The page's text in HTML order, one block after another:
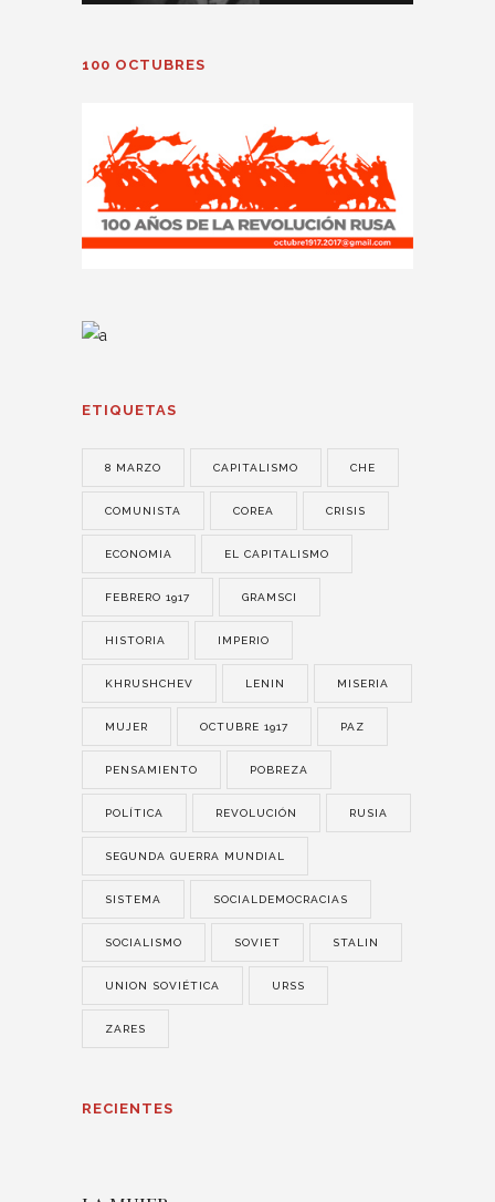
100 OCTUBRES
ETIQUETAS
8 MARZO CAPITALISMO CHE
COMUNISTA COREA CRISIS
ECONOMIA EL CAPITALISMO
FEBRERO 1917 GRAMSCI
HISTORIA IMPERIO
KHRUSHCHEV LENIN MISERIA
MUJER OCTUBRE 1917 PAZ
PENSAMIENTO POBREZA
POLÍTICA REVOLUCIÓN RUSIA
SEGUNDA GUERRA MUNDIAL
SISTEMA SOCIALDEMOCRACIAS
SOCIALISMO SOVIET STALIN
UNION SOVIÉTICA URSS
ZARES
RECIENTES